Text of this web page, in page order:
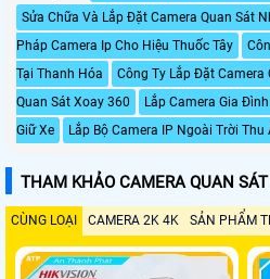
Sửa Chữa Và Lắp Đặt Camera Quan Sát
Pháp Camera Ip Cho Hiệu Thuốc Tây
Tại Thanh Hóa
Công Ty Lắp Đặt Camera
Quan Sát Xoay 360
Lắp Camera Gia Đình
Giữ Xe
Lắp Bộ Camera IP Ngoài Trời Thu
THAM KHẢO CAMERA QUAN SÁT
CÙNG LOẠI CAMERA 2K 4K SẢN PHẨM